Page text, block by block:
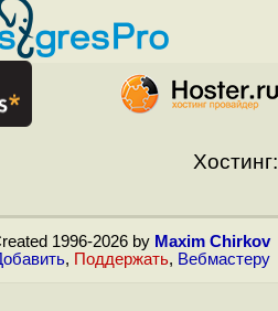
Хостинг:
1996-2026 by Maxim Chirkov
, Поддержать, Вебмастеру